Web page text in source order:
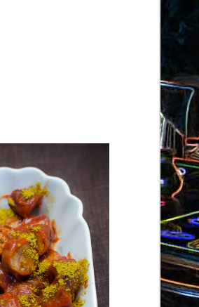
jambon Canistrelli aux amandes et
aux noisettes